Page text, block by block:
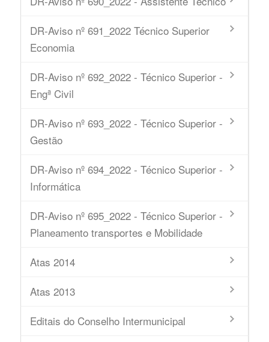
DR-Aviso nº 691_2022 Técnico Superior
Economia
DR-Aviso nº 692_2022 - Técnico Superior -
Engª Civil
DR-Aviso nº 693_2022 - Técnico Superior -
Gestão
DR-Aviso nº 694_2022 - Técnico Superior -
Informática
DR-Aviso nº 695_2022 - Técnico Superior -
Planeamento transportes e Mobilidade
Atas 2014
Atas 2013
Editais do Conselho Intermunicipal